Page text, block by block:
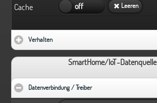
Cacheon off Leeren
Verhaltenclick to expand contents
SmartHome/IoT-Datenquelle
Datenverbindung / Treiberclick to collapse contents